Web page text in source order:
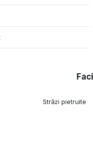
Străzi pietruite